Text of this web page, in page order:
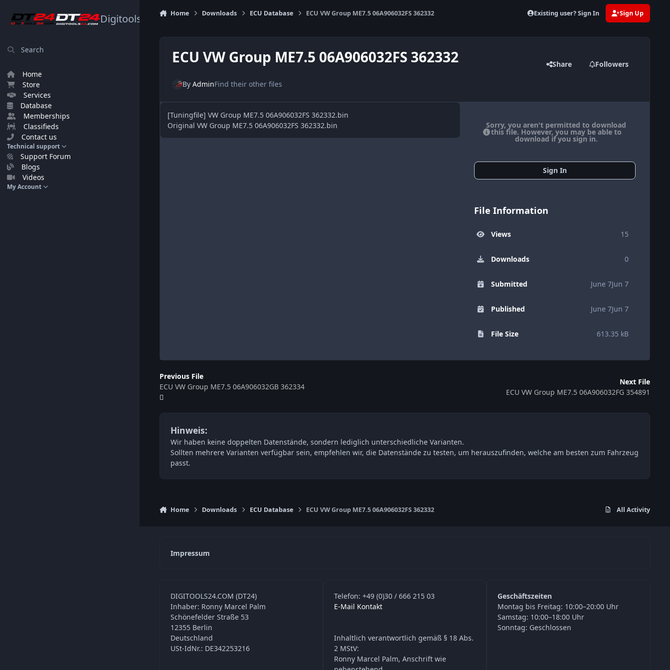
Digitools24.com
Search
Home
Store
Services
Database
Memberships
Classifieds
Contact us
Technical support
Support Forum
Blogs
Videos
My Account
Home Downloads ECU Database ECU VW Group ME7.5 06A906032FS 362332 Existing user? Sign In Sign Up
ECU VW Group ME7.5 06A906032FS 362332 Share Followers
By AdminFind their other files
[Tuningfile] VW Group ME7.5 06A906032FS 362332.bin
Original VW Group ME7.5 06A906032FS 362332.bin
Sorry, you aren't permitted to download
this file. However, you may be able to
download if you sign in.
Sign In
File Information
Views 15
Downloads 0
Submitted June 7Jun 7
Published June 7Jun 7
File Size 613.35 kB
Previous File
ECU VW Group ME7.5 06A906032GB 362334
Next File
ECU VW Group ME7.5 06A906032FG 354891
Hinweis:
Wir haben keine doppelten Datenstände, sondern lediglich unterschiedliche Varianten.
Sollten mehrere Varianten verfügbar sein, empfehlen wir, die Datenstände zu testen, um herauszufinden, welche am besten zum Fahrzeug
passt.
Home Downloads ECU Database ECU VW Group ME7.5 06A906032FS 362332 All Activity
Impressum
DIGITOOLS24.COM (DT24)
Inhaber: Ronny Marcel Palm
Schönefelder Straße 53
12355 Berlin
Deutschland
USt-IdNr.: DE342253216
Telefon: +49 (0)30 / 666 215 03
E-Mail Kontakt
Inhaltlich verantwortlich gemäß § 18 Abs.
2 MStV:
Ronny Marcel Palm, Anschrift wie
Geschäftszeiten
Montag bis Freitag: 10:00–20:00 Uhr
Samstag: 10:00–18:00 Uhr
Sonntag: Geschlossen